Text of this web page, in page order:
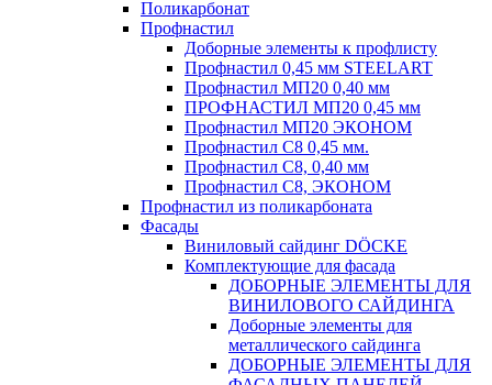
Поликарбонат
Профнастил
Доборные элементы к профлисту
Профнастил 0,45 мм STEELART
Профнастил МП20 0,40 мм
ПРОФНАСТИЛ МП20 0,45 мм
Профнастил МП20 ЭКОНОМ
Профнастил С8 0,45 мм.
Профнастил С8, 0,40 мм
Профнастил С8, ЭКОНОМ
Профнастил из поликарбоната
Фасады
Виниловый сайдинг DÖCKE
Комплектующие для фасада
ДОБОРНЫЕ ЭЛЕМЕНТЫ ДЛЯ
ВИНИЛОВОГО САЙДИНГА
Доборные элементы для
металлического сайдинга
ДОБОРНЫЕ ЭЛЕМЕНТЫ ДЛЯ